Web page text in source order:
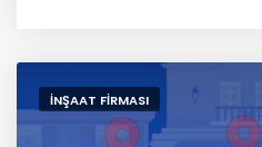
İNŞAAT FIRMASI